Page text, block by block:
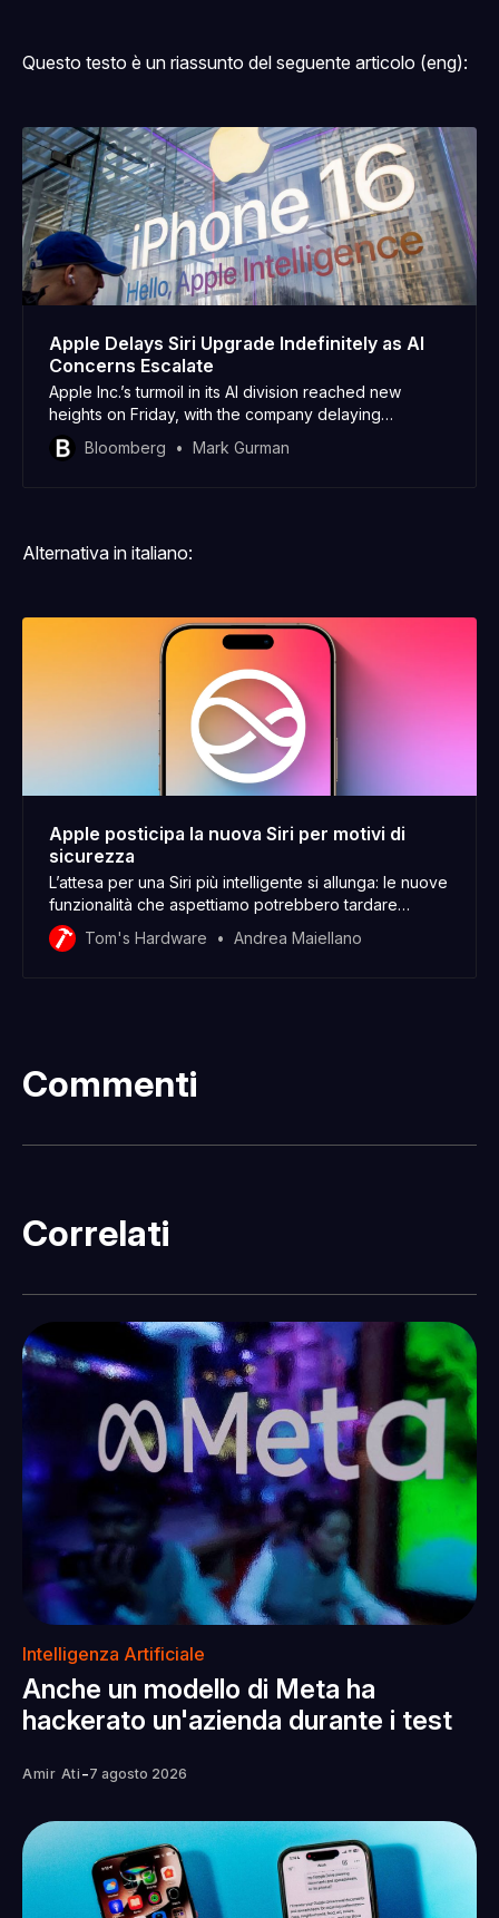
Questo testo è un riassunto del seguente articolo (eng):
Apple Delays Siri Upgrade Indefinitely as AI
Concerns Escalate
Apple Inc.’s turmoil in its AI division reached new
heights on Friday, with the company delaying
promised updates to the Siri digital assistant for the
foreseeable future.
Bloomberg Mark Gurman
Alternativa in italiano:
Apple posticipa la nuova Siri per motivi di
sicurezza
L’attesa per una Siri più intelligente si allunga: le nuove
funzionalità che aspettiamo potrebbero tardare
ulteriormente ad arrivare.
Tom's Hardware Andrea Maiellano
Commenti
Correlati
Intelligenza Artificiale
Anche un modello di Meta ha
hackerato un'azienda durante i test
Amir Ati -7 agosto 2026